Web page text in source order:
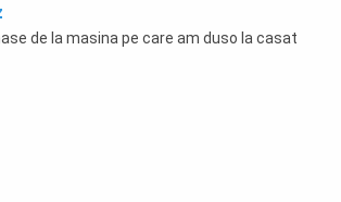
de la masina pe care am duso la casat